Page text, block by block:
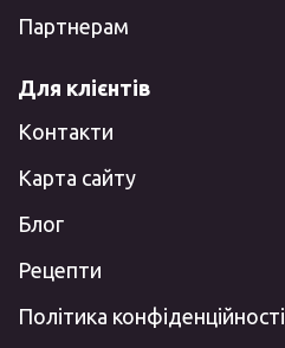
Партнерам
Для клієнтів
Контакти
Карта сайту
Блог
Рецепти
Політика конфіденційності